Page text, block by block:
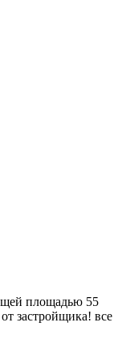
площадью 55
все